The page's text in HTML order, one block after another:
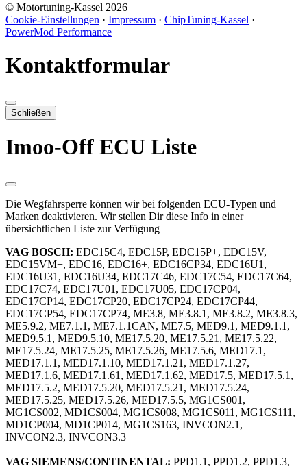
© Motortuning-Kassel 2026
Cookie-Einstellungen · Impressum · ChipTuning-Kassel ·
PowerMod Performance
Kontaktformular
Schließen
Imoo-Off ECU Liste
Die Wegfahrsperre können wir bei folgenden ECU-Typen und
Marken deaktivieren. Wir stellen Dir diese Info in einer
übersichtlichen Liste zur Verfügung
VAG BOSCH: EDC15C4, EDC15P, EDC15P+, EDC15V,
EDC15VM+, EDC16, EDC16+, EDC16CP34, EDC16U1,
EDC16U31, EDC16U34, EDC17C46, EDC17C54, EDC17C64,
EDC17C74, EDC17U01, EDC17U05, EDC17CP04,
EDC17CP14, EDC17CP20, EDC17CP24, EDC17CP44,
EDC17CP54, EDC17CP74, ME3.8, ME3.8.1, ME3.8.2, ME3.8.3,
ME5.9.2, ME7.1.1, ME7.1.1CAN, ME7.5, MED9.1, MED9.1.1,
MED9.5.1, MED9.5.10, ME17.5.20, ME17.5.21, ME17.5.22,
ME17.5.24, ME17.5.25, ME17.5.26, ME17.5.6, MED17.1,
MED17.1.1, MED17.1.10, MED17.1.21, MED17.1.27,
MED17.1.6, MED17.1.61, MED17.1.62, MED17.5, MED17.5.1,
MED17.5.2, MED17.5.20, MED17.5.21, MED17.5.24,
MED17.5.25, MED17.5.26, MED17.5.5, MG1CS001,
MG1CS002, MD1CS004, MG1CS008, MG1CS011, MG1CS111,
MD1CP004, MD1CP014, MG1CS163, INVCON2.1,
INVCON2.3, INVCON3.3
VAG SIEMENS/CONTINENTAL: PPD1.1, PPD1.2, PPD1.3,